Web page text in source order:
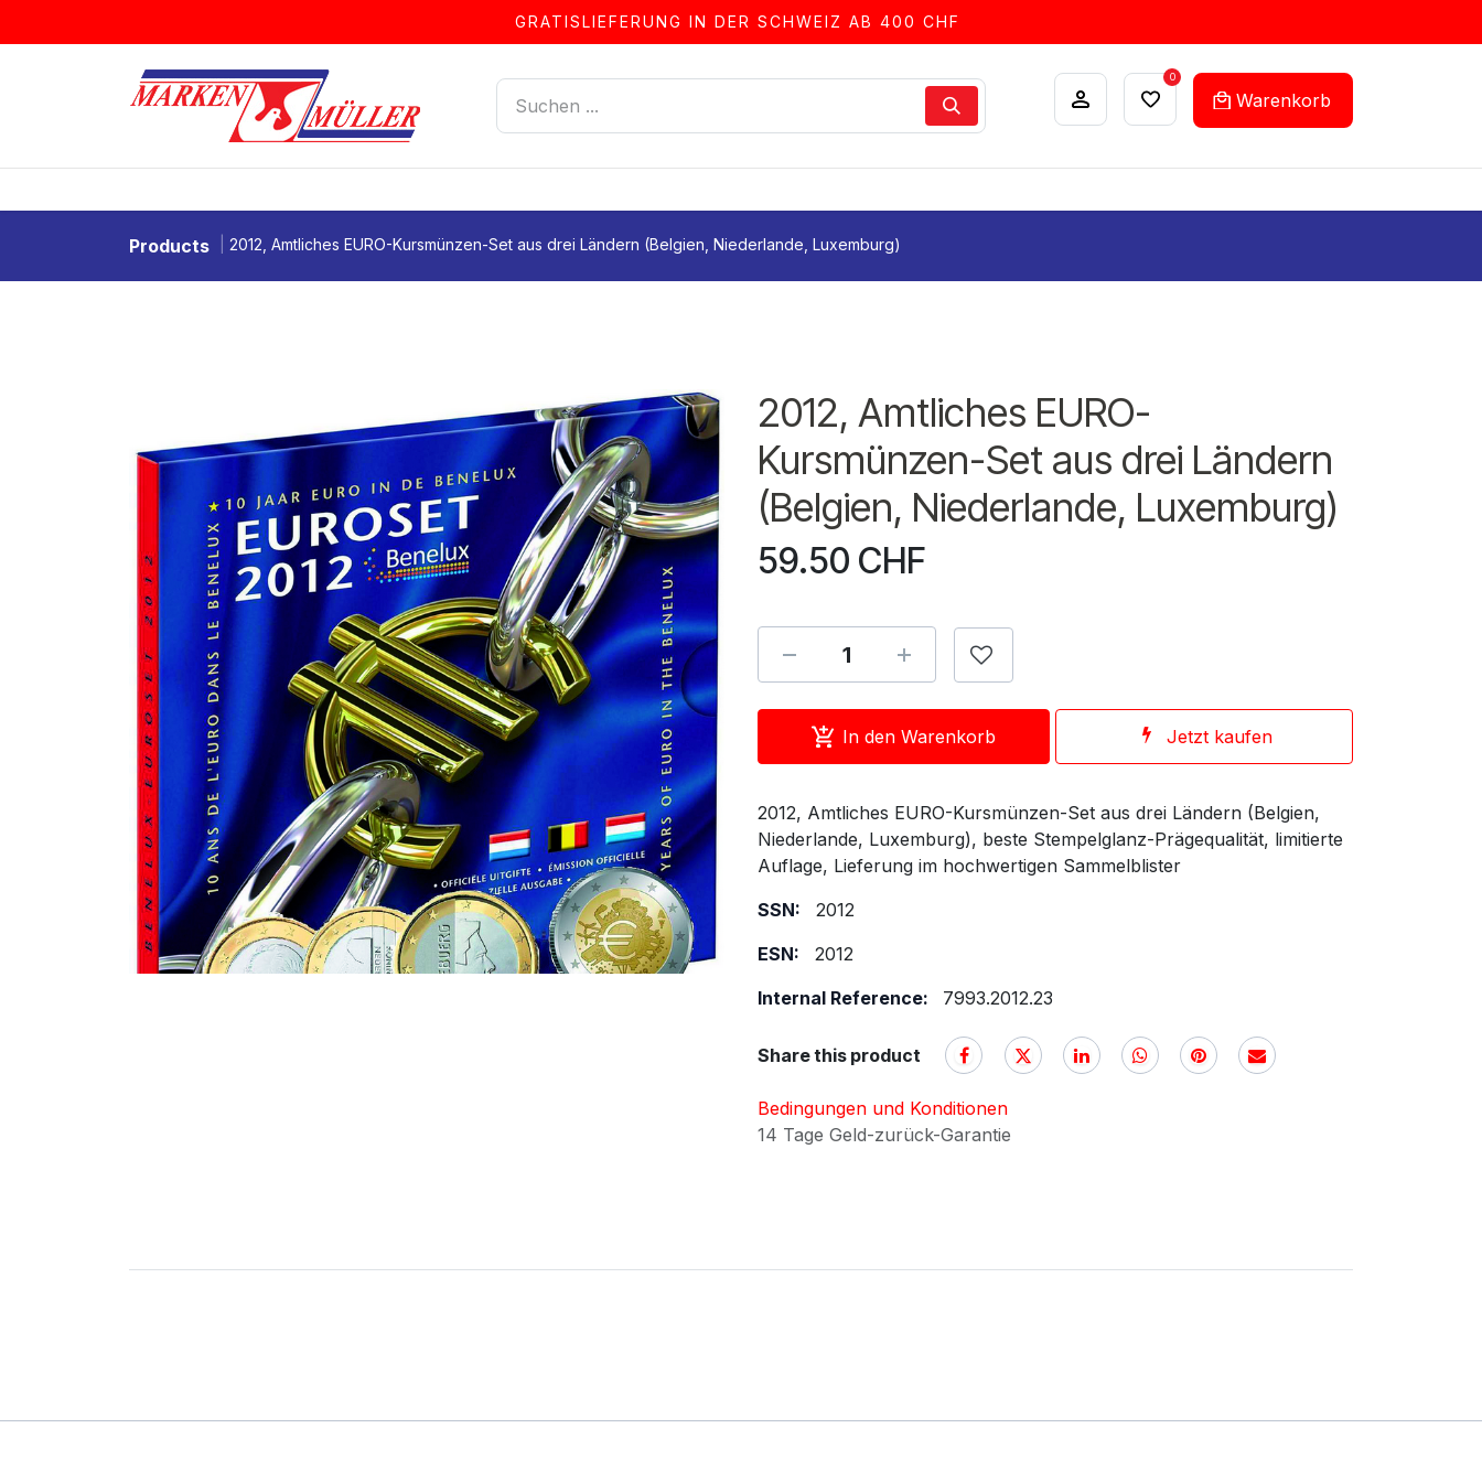
GRATISLIEFERUNG IN DER SCHWEIZ AB 400 CHF
0
Warenkorb
Products 2012, Amtliches EURO-Kursmünzen-Set aus drei Ländern (Belgien, Niederlande, Luxemburg)
2012, Amtliches EURO-
Kursmünzen-Set aus drei Ländern
(Belgien, Niederlande, Luxemburg)
59.50 CHF
In den Warenkorb Jetzt kaufen
2012, Amtliches EURO-Kursmünzen-Set aus drei Ländern (Belgien,
Niederlande, Luxemburg), beste Stempelglanz-Prägequalität, limitierte
Auflage, Lieferung im hochwertigen Sammelblister
SSN:
2012
ESN:
2012
Internal Reference:
7993.2012.23
Share this product
Bedingungen und Konditionen
14 Tage Geld-zurück-Garantie